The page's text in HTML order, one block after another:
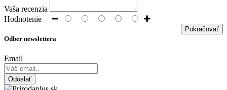
Vaša recenzia
Hodnotenie
Pokračovať
Odber newslettera
Email
Odoslať